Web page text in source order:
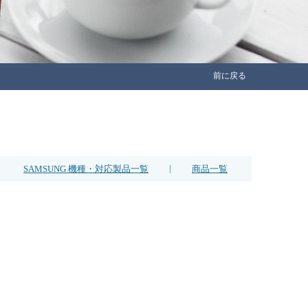
前に戻る
SAMSUNG 機種・対応製品一覧 | 商品一覧